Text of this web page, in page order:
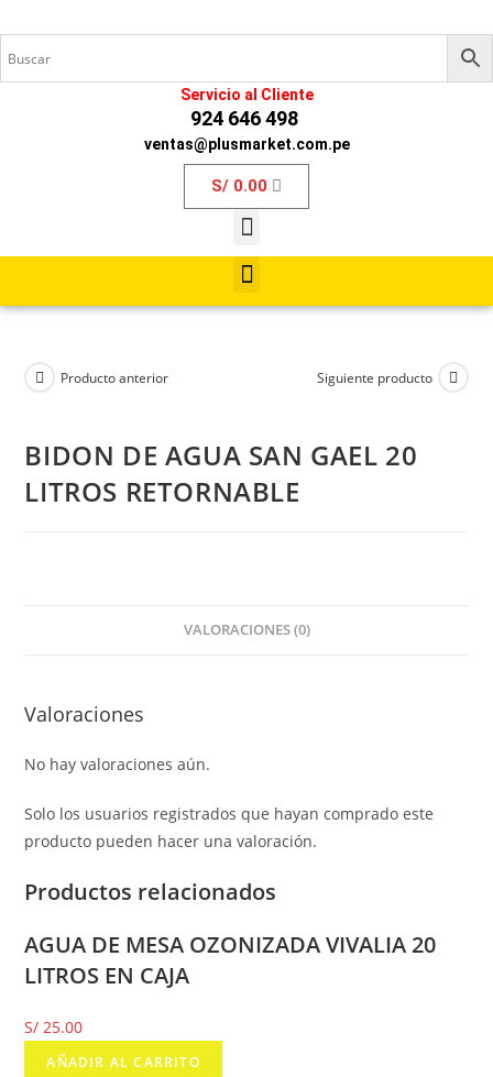
Servicio al Cliente
924 646 498
ventas@plusmarket.com.pe
S/0.00
Producto anterior Siguiente producto
BIDON DE AGUA SAN GAEL 20
LITROS RETORNABLE
VALORACIONES (0)
Valoraciones
No hay valoraciones aún.
Solo los usuarios registrados que hayan comprado este
producto pueden hacer una valoración.
Productos relacionados
AGUA DE MESA OZONIZADA VIVALIA 20
LITROS EN CAJA
S/ 25.00
AÑADIR AL CARRITO